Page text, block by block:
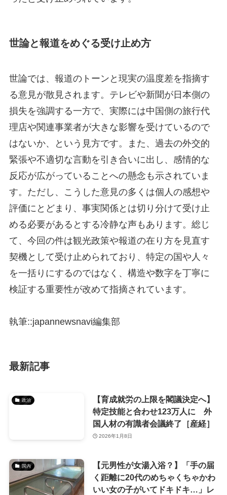
世論と報道をめぐる受け止め方
世論では、報道のトーンと現実の温度差を指摘す
る意見が散見されます。テレビや新聞が日本側の
損失を強調する一方で、実際には中国側の旅行代
理店や関連事業者が大きな影響を受けているので
はないか、という見方です。また、過去の外交的
緊張や不適切な言動を引き合いに出し、感情的な
反応が広がっていることへの懸念も示されていま
す。ただし、こうした意見の多くは個人の感想や
評価にとどまり、事実関係とは切り分けて受け止
める必要があるとする冷静な声もあります。総じ
て、今回の件は観光政策や報道の在り方を見直す
契機として受け止められており、特定の国や人々
を一括りにするのではなく、構造や数字を丁寧に
検証する重要性が改めて指摘されています。
執筆::japannewsnavi編集部
最新記事
政治
【育成就労の上限を閣議決定へ】
特定技能と合わせ123万人に 外
国人材の有識者会議終了［産経］
2026年1月8日
国内
【元男性が女湯入浴？】「手の届
く距離に20代のめちゃくちゃかわ
いい女の子がいてドキドキ…」レ